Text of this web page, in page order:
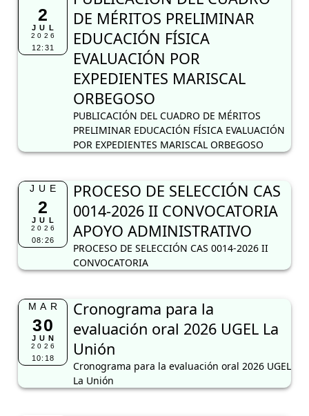
2
JUL
2026
12:31
DE MÉRITOS PRELIMINAR
EDUCACIÓN FÍSICA
EVALUACIÓN POR
EXPEDIENTES MARISCAL
ORBEGOSO
PUBLICACIÓN DEL CUADRO DE MÉRITOS
PRELIMINAR EDUCACIÓN FÍSICA EVALUACIÓN
POR EXPEDIENTES MARISCAL ORBEGOSO
JUE
2
JUL
2026
08:26
PROCESO DE SELECCIÓN CAS
0014-2026 II CONVOCATORIA
APOYO ADMINISTRATIVO
PROCESO DE SELECCIÓN CAS 0014-2026 II
CONVOCATORIA
MAR
30
JUN
2026
10:18
Cronograma para la
evaluación oral 2026 UGEL La
Unión
Cronograma para la evaluación oral 2026 UGEL
La Unión